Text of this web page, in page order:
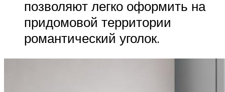
позволяют легко оформить на
придомовой территории
романтический уголок.